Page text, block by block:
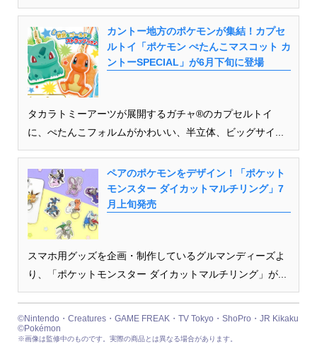
カントー地方のポケモンが集結！カプセ
ルトイ「ポケモン ぺたんこマスコット カ
ントーSPECIAL」が6月下旬に登場
タカラトミーアーツが展開するガチャ®のカプセルトイ
に、ぺたんこフォルムがかわいい、半立体、ビッグサイ...
ペアのポケモンをデザイン！「ポケット
モンスター ダイカットマルチリング」7
月上旬発売
スマホ用グッズを企画・制作しているグルマンディーズよ
り、「ポケットモンスター ダイカットマルチリング」が...
©Nintendo・Creatures・GAME FREAK・TV Tokyo・ShoPro・JR Kikaku
©Pokémon
※画像は監修中のものです。実際の商品とは異なる場合があります。